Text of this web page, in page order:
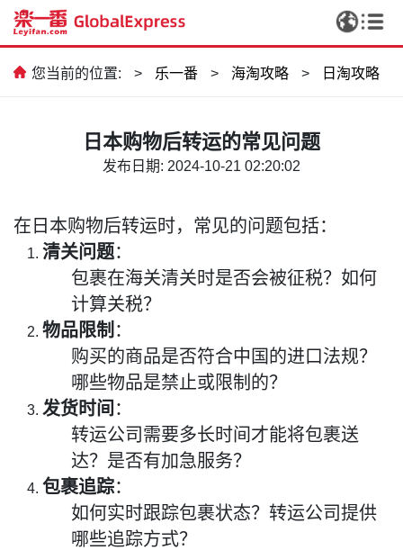
您当前的位置: > 乐一番 > 海淘攻略 > 日淘攻略
日本购物后转运的常见问题
发布日期: 2024-10-21 02:20:02
在日本购物后转运时，常见的问题包括：
清关问题：
包裹在海关清关时是否会被征税？如何
计算关税？
物品限制 ：
购买的商品是否符合中国的进口法规？
哪些物品是禁止或限制的？
发货时间 ：
转运公司需要多长时间才能将包裹送
达？是否有加急服务？
包裹追踪：
如何实时跟踪包裹状态？转运公司提供
哪些追踪方式？